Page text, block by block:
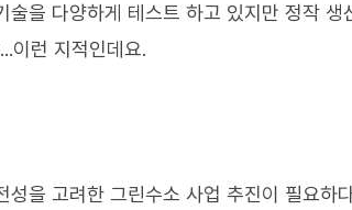
술을 다양하게 테스트 하고 있지만 정작
이런 지적인데요.
성을 고려한 그린수소 사업 추진이 필요하